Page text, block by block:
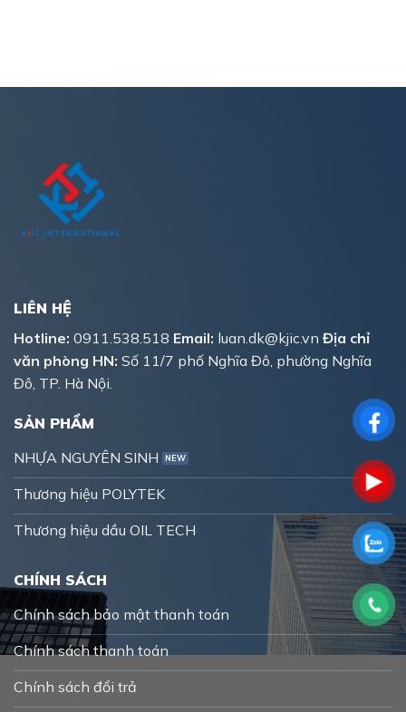
LIÊN HỆ
Hotline: 0911.538.518 Email: luan.dk@kjic.vn Địa chỉ
văn phòng HN: Số 11/7 phố Nghĩa Đô, phường Nghĩa
Đô, TP. Hà Nội.
SẢN PHẨM
NHỰA NGUYÊN SINH
Thương hiệu POLYTEK
Thương hiệu dầu OIL TECH
CHÍNH SÁCH
Chính sách bảo mật thanh toán
Chính sách thanh toán
Chính sách đổi trả